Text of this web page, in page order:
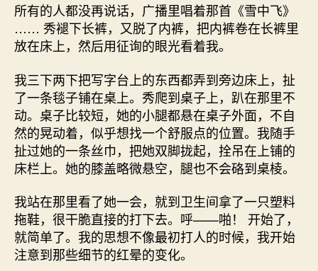
所有的人都没再说话，广播里唱着那首《雪中飞》
…… 秀褪下长裤，又脱了内裤，把内裤卷在长裤里
放在床上，然后用征询的眼光看着我。
我三下两下把写字台上的东西都弄到旁边床上，扯
了一条毯子铺在桌上。秀爬到桌子上，趴在那里不
动。桌子比较短，她的小腿都悬在桌子外面，不自
然的晃动着，似乎想找一个舒服点的位置。我随手
扯过她的一条丝巾，把她双脚拢起，拴吊在上铺的
床栏上。她的膝盖略微悬空，腿也不会硌到桌棱。
我站在那里看了她一会，就到卫生间拿了一只塑料
拖鞋，很干脆直接的打下去。呼——啪！ 开始了，
就简单了。我的思想不像最初打人的时候，我开始
注意到那些细节的红晕的变化。